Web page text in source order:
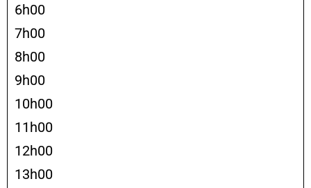
6h00
7h00
8h00
9h00
10h00
11h00
12h00
13h00